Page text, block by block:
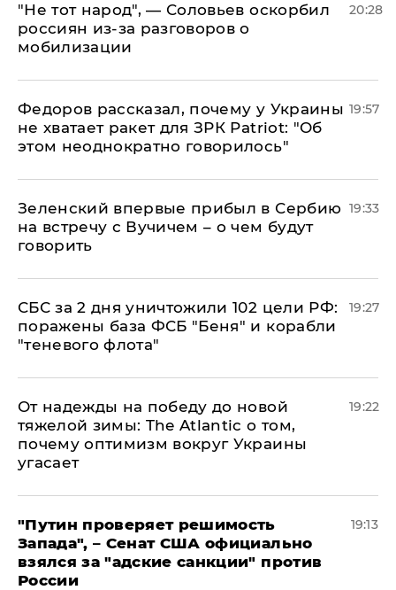
​"Не тот народ", — Соловьев оскорбил
россиян из-за разговоров о
мобилизации
20:28
Федоров рассказал, почему у Украины
не хватает ракет для ЗРК Patriot: "Об
этом неоднократно говорилось"
19:57
Зеленский впервые прибыл в Сербию
на встречу с Вучичем – о чем будут
говорить
19:33
СБС за 2 дня уничтожили 102 цели РФ:
поражены база ФСБ "Беня" и корабли
"теневого флота"
19:27
От надежды на победу до новой
тяжелой зимы: The Atlantic о том,
почему оптимизм вокруг Украины
угасает
19:22
"Путин проверяет решимость
Запада", – Сенат США официально
взялся за "адские санкции" против
России
19:13